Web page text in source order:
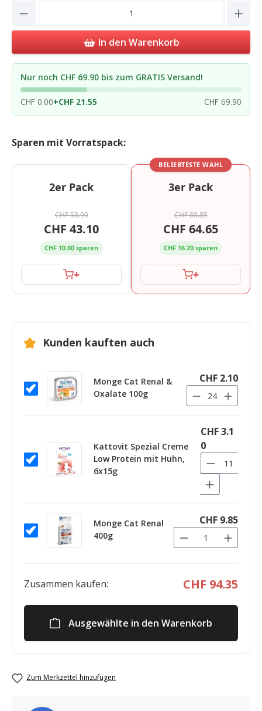
Product Quantity: Enter the desired
In den Warenkorb
Nur noch CHF 69.90 bis zum GRATIS Versand!
CHF 0.00+CHF 21.55 CHF 69.90
Sparen mit Vorratspack:
2er Pack
CHF 53.90
CHF 43.10
CHF 10.80 sparen
+
BELIEBTESTE WAHL
3er Pack
CHF 80.85
CHF 64.65
CHF 16.20 sparen
+
Kunden kauften auch
Monge Cat Renal &
Oxalate 100g
CHF 2.10
Kattovit Spezial Creme
Low Protein mit Huhn,
6x15g
CHF 3.1
0
Monge Cat Renal
400g
CHF 9.85
Zusammen kaufen: CHF 94.35
Ausgewählte in den Warenkorb
Zum Merkzettel hinzufügen